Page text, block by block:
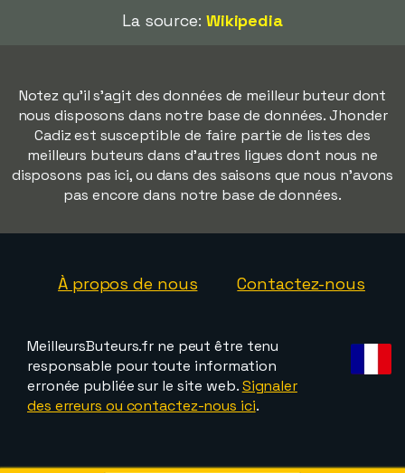
La source: Wikipedia
Notez qu'il s'agit des données de meilleur buteur dont
nous disposons dans notre base de données. Jhonder
Cadiz est susceptible de faire partie de listes des
meilleurs buteurs dans d'autres ligues dont nous ne
disposons pas ici, ou dans des saisons que nous n'avons
pas encore dans notre base de données.
À propos de nous Contactez-nous
MeilleursButeurs.fr ne peut être tenu
responsable pour toute information
erronée publiée sur le site web.Signaler
des erreurs ou contactez-nous ici.